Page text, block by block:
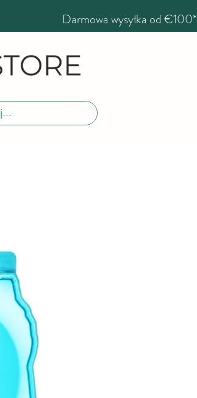
Darmowa wysyłka od €100*